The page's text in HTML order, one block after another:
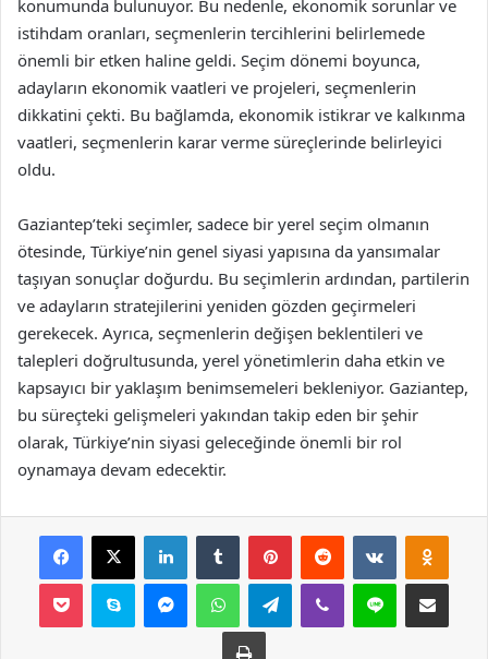
konumunda bulunuyor. Bu nedenle, ekonomik sorunlar ve
istihdam oranları, seçmenlerin tercihlerini belirlemede
önemli bir etken haline geldi. Seçim dönemi boyunca,
adayların ekonomik vaatleri ve projeleri, seçmenlerin
dikkatini çekti. Bu bağlamda, ekonomik istikrar ve kalkınma
vaatleri, seçmenlerin karar verme süreçlerinde belirleyici
oldu.
Gaziantep’teki seçimler, sadece bir yerel seçim olmanın
ötesinde, Türkiye’nin genel siyasi yapısına da yansımalar
taşıyan sonuçlar doğurdu. Bu seçimlerin ardından, partilerin
ve adayların stratejilerini yeniden gözden geçirmeleri
gerekecek. Ayrıca, seçmenlerin değişen beklentileri ve
talepleri doğrultusunda, yerel yönetimlerin daha etkin ve
kapsayıcı bir yaklaşım benimsemeleri bekleniyor. Gaziantep,
bu süreçteki gelişmeleri yakından takip eden bir şehir
olarak, Türkiye’nin siyasi geleceğinde önemli bir rol
oynamaya devam edecektir.
Facebook
X LinkedInTumblr PinterestReddit VKontakte
Pocket Skype MessengerWhatsAppTelegramViber Line E-Posta ile
Yazdır